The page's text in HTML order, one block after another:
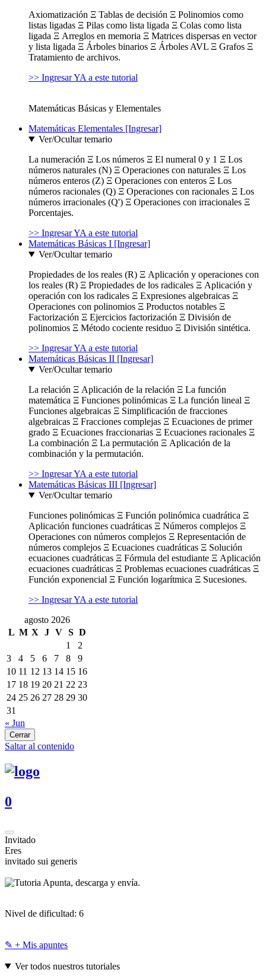
Axiomatización Ξ Tablas de decisión Ξ Polinomios como
listas ligadas Ξ Pilas como lista ligada Ξ Colas como lista
ligada Ξ Arreglos en memoria Ξ Matrices dispersas en vector
y lista ligada Ξ Árboles binarios Ξ Árboles AVL Ξ Grafos Ξ
Tratamiento de archivos.
>> Ingresar YA a este tutorial
Matemáticas Básicas y Elementales
Matemáticas Elementales [Ingresar]
Ver/Ocultar temario
La numeración Ξ Los números Ξ El numeral 0 y 1 Ξ Los
números naturales (N) Ξ Operaciones con naturales Ξ Los
números enteros (Z) Ξ Operaciones con enteros Ξ Los
números racionales (Q) Ξ Operaciones con racionales Ξ Los
números irracionales (Q') Ξ Operaciones con irracionales Ξ
Porcentajes.
>> Ingresar YA a este tutorial
Matemáticas Básicas I [Ingresar]
Ver/Ocultar temario
Propiedades de los reales (R) Ξ Aplicación y operaciones con
los reales (R) Ξ Propiedades de los radicales Ξ Aplicación y
operación con los radicales Ξ Expresiones algebraicas Ξ
Operaciones con polinomios Ξ Productos notables Ξ
Factorización Ξ Ejercicios factorización Ξ División de
polinomios Ξ Método cociente residuo Ξ División sintética.
>> Ingresar YA a este tutorial
Matemáticas Básicas II [Ingresar]
Ver/Ocultar temario
La relación Ξ Aplicación de la relación Ξ La función
matemática Ξ Funciones polinómicas Ξ La función lineal Ξ
Funciones algebraicas Ξ Simplificación de fracciones
algebraicas Ξ Fracciones complejas Ξ Ecuaciones de primer
grado Ξ Ecuaciones fraccionarias Ξ Ecuaciones racionales Ξ
La combinación Ξ La permutación Ξ Aplicación de la
combinación y la permutación.
>> Ingresar YA a este tutorial
Matemáticas Básicas III [Ingresar]
Ver/Ocultar temario
Funciones polinómicas Ξ Función polinómica cuadrática Ξ
Aplicación funciones cuadráticas Ξ Números complejos Ξ
Operaciones con números complejos Ξ Representación de
números complejos Ξ Ecuaciones cuadráticas Ξ Solución
ecuaciones cuadráticas Ξ Fórmula del estudiante Ξ Aplicación
ecuaciones cuadráticas Ξ Problemas ecuaciones cuadráticas Ξ
Función exponencial Ξ Función logarítmica Ξ Sucesiones.
>> Ingresar YA a este tutorial
agosto 2026
L M X J V S D
1
2
3
4 5 6 7 8
9
10 11 12 13 14 15 16
17 18 19 20 21 22 23
24 25 26 27 28 29 30
31
« Jun
Cerrar
Saltar al contenido
0
Invitado
Eres
invitado sui generis
Apunta, descarga y envía.
Nivel de dificultad: 6
✎ + Mis apuntes
Ver todos nuestros tutoriales